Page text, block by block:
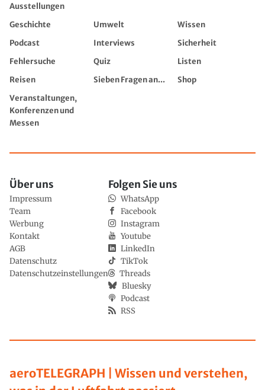
Ausstellungen
Geschichte Umwelt
Wissen
Podcast
Interviews
Sicherheit
Fehlersuche
Quiz
Listen
Reisen
Sieben Fragen an...
Shop
Veranstaltungen,
Konferenzen und
Messen
aeroTELEGRAPH | Wissen und verstehen,
Über uns
Impressum
Team
Werbung
Kontakt
AGB
Datenschutz
Datenschutzeinstellungen
Folgen Sie uns
WhatsApp
Facebook
Instagram
Youtube
LinkedIn
TikTok
Threads
Bluesky
Podcast
RSS